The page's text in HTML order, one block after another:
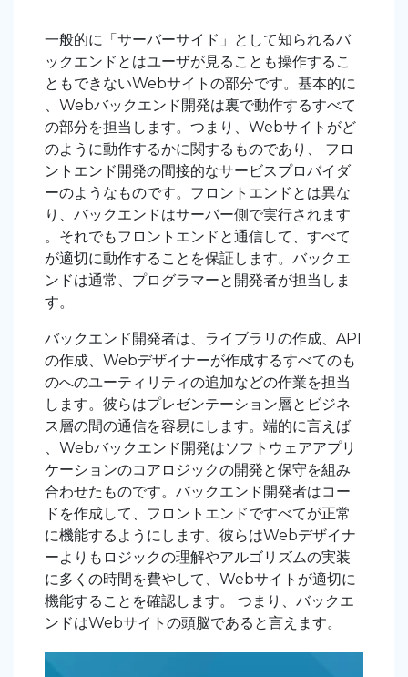
一般的に「サーバーサイド」として知られるバ
ックエンドとはユーザが見ることも操作するこ
ともできないWebサイトの部分です。基本的に
、Webバックエンド開発は裏で動作するすべて
の部分を担当します。つまり、Webサイトがど
のように動作するかに関するものであり、 フロ
ントエンド開発の間接的なサービスプロバイダ
ーのようなものです。フロントエンドとは異な
り、バックエンドはサーバー側で実行されます
。それでもフロントエンドと通信して、すべて
が適切に動作することを保証します。バックエ
ンドは通常、プログラマーと開発者が担当しま
す。
バックエンド開発者は、ライブラリの作成、API
の作成、Webデザイナーが作成するすべてのも
のへのユーティリティの追加などの作業を担当
します。彼らはプレゼンテーション層とビジネ
ス層の間の通信を容易にします。端的に言えば
、Webバックエンド開発はソフトウェアアプリ
ケーションのコアロジックの開発と保守を組み
合わせたものです。バックエンド開発者はコー
ドを作成して、フロントエンドですべてが正常
に機能するようにします。彼らはWebデザイナ
ーよりもロジックの理解やアルゴリズムの実装
に多くの時間を費やして、Webサイトが適切に
機能することを確認します。 つまり、バックエ
ンドはWebサイトの頭脳であると言えます。